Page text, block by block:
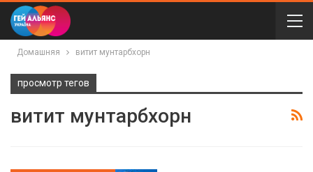
Домашняя витит мунтарбхорн
просмотр тегов
витит мунтарбхорн